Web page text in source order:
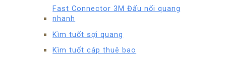
Fast Connector 3M Đấu nối quang
nhanh
Kìm tuốt sợi quang
Kìm tuốt cáp thuê bao